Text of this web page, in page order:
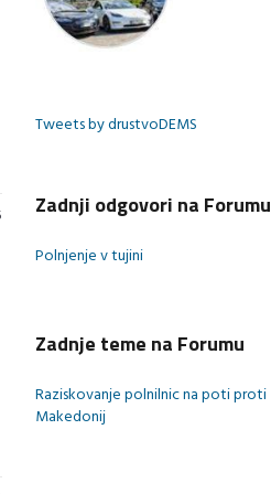
Tweets by drustvoDEMS
Zadnji odgovori na Forumu
Polnjenje v tujini
Zadnje teme na Forumu
Raziskovanje polnilnic na poti proti
Makedonij